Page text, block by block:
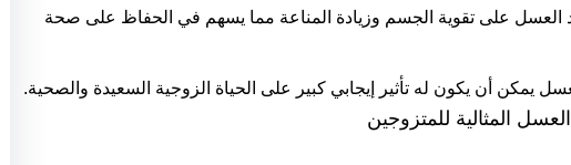
العسل على تقوية الجسم وزيادة المناعة مما يسهم في الحفاظ على صحة
يمكن أن يكون له تأثير إيجابي كبير على الحياة الزوجية السعيدة والصحية.
المثالية للمتزوجين